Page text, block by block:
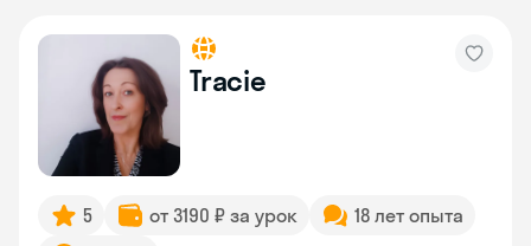
Tracie
5 от 3190 ₽ за урок
18 лет опыта